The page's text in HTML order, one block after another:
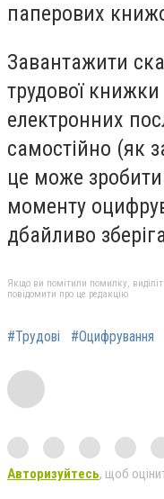
паперових
Завантажити
трудової
електронних
самостійно (як
це може
моменту
дбайливо
Якщо ви помітили помилку,
повідомити про це редакцію
#Трудові #Оцифрування
Авторизуйтесь, щоб